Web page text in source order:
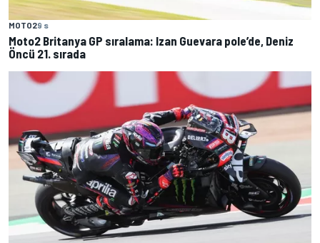
MOTO29 s
Moto2 Britanya GP sıralama: Izan Guevara pole’de, Deniz
Öncü 21. sırada